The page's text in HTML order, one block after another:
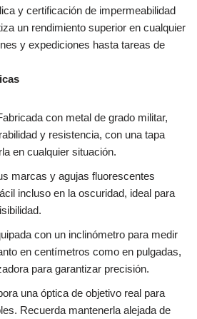
y certificación de impermeabilidad
un rendimiento superior en cualquier
y expediciones hasta tareas de
con metal de grado militar,
y resistencia, con una tapa
en cualquier situación.
marcas y agujas fluorescentes
incluso en la oscuridad, ideal para
con un inclinómetro para medir
en centímetros como en pulgadas,
para garantizar precisión.
una óptica de objetivo real para
Recuerda mantenerla alejada de